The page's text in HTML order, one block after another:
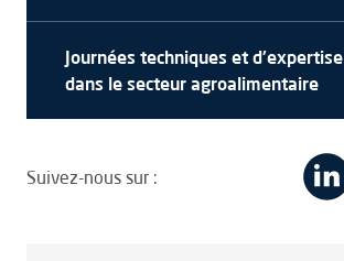
Journées techniques et d'expertise
dans le secteur agroalimentaire
Suivez-nous sur :